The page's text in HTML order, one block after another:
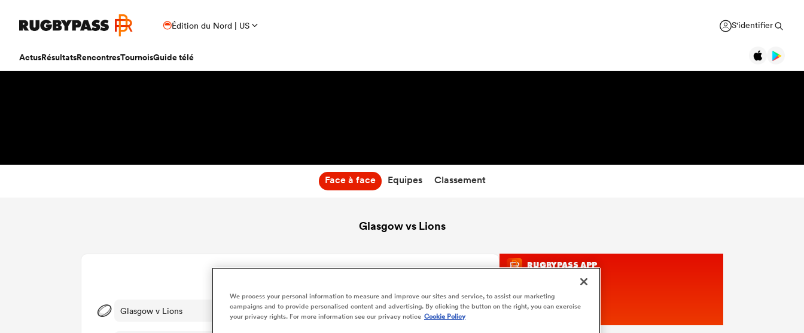
Édition du Nord | US S'identifier
ActusRésultatsRencontresTournoisGuide télé
Face à face Equipes Classement
Glasgow vs Lions
Glasgow v Lions
We process your personal information to measure and improve our sites and service, to assist our marketing
campaigns and to provide personalised content and advertising. By clicking the button on the right, you can exercise
your privacy rights. For more information see our privacy notice Cookie Policy